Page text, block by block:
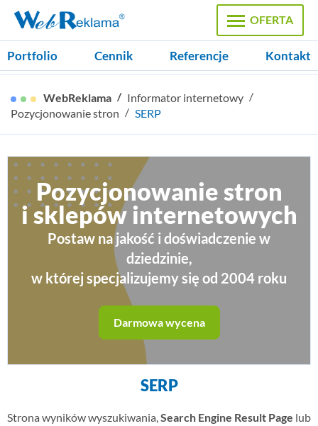
OFERTA
Portfolio Cennik Referencje Kontakt
Strony WWW
Strony firmowe, Sklepy internetowe
Reklama internetowa, Google Ads
Domeny
Rejestracja domen, certyfikaty SSL
Pakiety hostingowe, zamówienie serwera
Projekty
Logo, identyfikacje wizualne, animacje, multimedia
WebReklama
Informator internetowy
Pozycjonowanie stron
SERP
Pozycjonowanie stron
i sklepów internetowych
Postaw na jakość i doświadczenie w
dziedzinie,
w której specjalizujemy się od 2004 roku
Darmowa wycena
SERP
Strona wyników wyszukiwania,Search Engine Result Page lub